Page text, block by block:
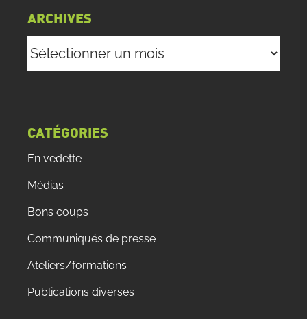
ARCHIVES
CATÉGORIES
En vedette
Médias
Bons coups
Communiqués de presse
Ateliers/formations
Publications diverses